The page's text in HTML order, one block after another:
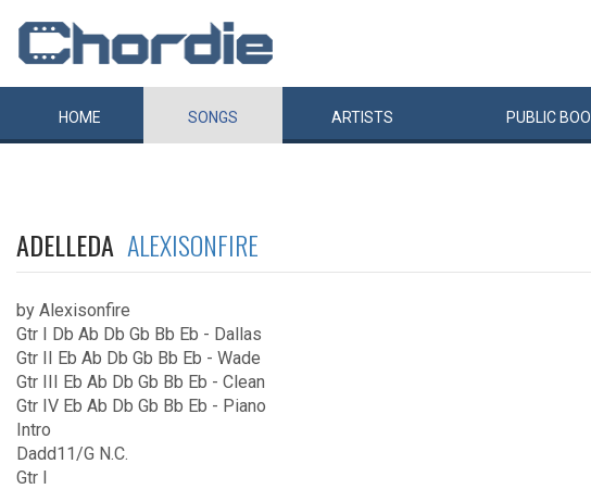
HOME SONGS ARTISTS PUBLIC
ADELLEDA ALEXISONFIRE
by Alexisonfire
Gtr I Db Ab Db Gb Bb Eb - Dallas
Gtr II Eb Ab Db Gb Bb Eb - Wade
Gtr III Eb Ab Db Gb Bb Eb - Clean
Gtr IV Eb Ab Db Gb Bb Eb - Piano
Intro
Dadd11/G N.C.
Gtr I